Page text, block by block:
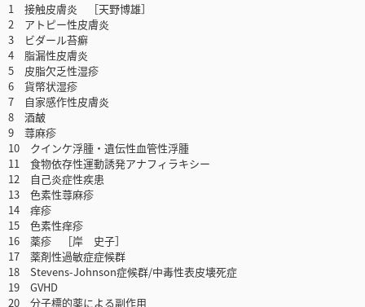
1 接触皮膚炎 ［天野博雄］
2 アトピー性皮膚炎
3 ビダール苔癬
4 脂漏性皮膚炎
5 皮脂欠乏性湿疹
6 貨幣状湿疹
7 自家感作性皮膚炎
8 酒皶
9 蕁麻疹
10 クインケ浮腫・遺伝性血管性浮腫
11 食物依存性運動誘発アナフィラキシー
12 自己炎症性疾患
13 色素性蕁麻疹
14 痒疹
15 色素性痒疹
16 薬疹 ［岸 史子］
17 薬剤性過敏症症候群
18 Stevens-Johnson症候群/中毒性表皮壊死症
19 GVHD
20 分子標的薬による副作用